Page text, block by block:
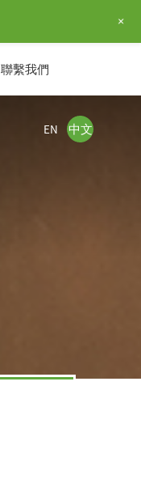
聯繫我們
中文
EN
+